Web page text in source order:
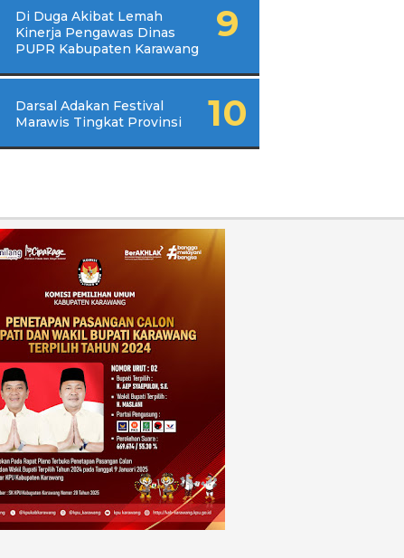
Di Duga Akibat Lemah
Kinerja Pengawas Dinas
PUPR Kabupaten Karawang
Darsal Adakan Festival
Marawis Tingkat Provinsi